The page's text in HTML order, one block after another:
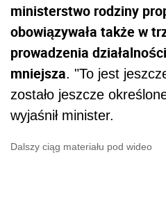
ministerstwo rodziny
obowiązywała także w
prowadzenia
mniejsza. "To jest
zostało jeszcze
wyjaśnił minister.
Dalszy ciąg materiału pod wideo